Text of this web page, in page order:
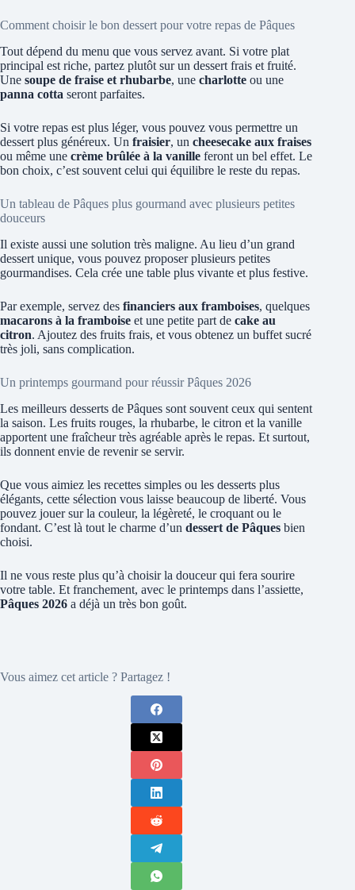
Comment choisir le bon dessert pour votre repas de Pâques
Tout dépend du menu que vous servez avant. Si votre plat
principal est riche, partez plutôt sur un dessert frais et fruité.
Une soupe de fraise et rhubarbe, une charlotte ou une
panna cotta seront parfaites.
Si votre repas est plus léger, vous pouvez vous permettre un
dessert plus généreux. Un fraisier, un cheesecake aux fraises
ou même une crème brûlée à la vanille feront un bel effet. Le
bon choix, c’est souvent celui qui équilibre le reste du repas.
Un tableau de Pâques plus gourmand avec plusieurs petites
douceurs
Il existe aussi une solution très maligne. Au lieu d’un grand
dessert unique, vous pouvez proposer plusieurs petites
gourmandises. Cela crée une table plus vivante et plus festive.
Par exemple, servez des financiers aux framboises, quelques
macarons à la framboise et une petite part de cake au
citron. Ajoutez des fruits frais, et vous obtenez un buffet sucré
très joli, sans complication.
Un printemps gourmand pour réussir Pâques 2026
Les meilleurs desserts de Pâques sont souvent ceux qui sentent
la saison. Les fruits rouges, la rhubarbe, le citron et la vanille
apportent une fraîcheur très agréable après le repas. Et surtout,
ils donnent envie de revenir se servir.
Que vous aimiez les recettes simples ou les desserts plus
élégants, cette sélection vous laisse beaucoup de liberté. Vous
pouvez jouer sur la couleur, la légèreté, le croquant ou le
fondant. C’est là tout le charme d’un dessert de Pâques bien
choisi.
Il ne vous reste plus qu’à choisir la douceur qui fera sourire
votre table. Et franchement, avec le printemps dans l’assiette,
Pâques 2026 a déjà un très bon goût.
Vous aimez cet article ? Partagez !